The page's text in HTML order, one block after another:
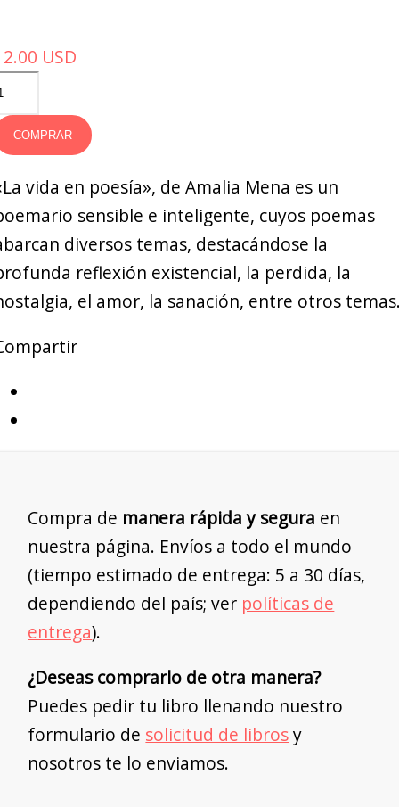
USD
COMPRAR
vida en poesía», de Amalia Mena es un
sensible e inteligente, cuyos poemas
diversos temas, destacándose la
reflexión existencial, la perdida, la
el amor, la sanación, entre otros
Compra de manera rápida y segura en
nuestra página. Envíos a todo el mundo
(tiempo estimado de entrega: 5 a 30 días,
dependiendo del país; ver políticas de
entrega).
¿Deseas comprarlo de otra manera?
Puedes pedir tu libro llenando nuestro
formulario de solicitud de librosy
nosotros te lo enviamos.